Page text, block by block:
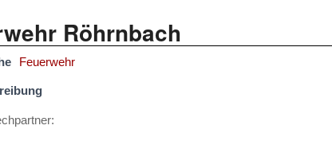
Röhrnbach
Feuerwehr